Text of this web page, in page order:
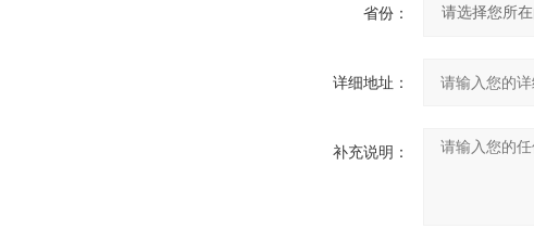
省份：
详细地址：
补充说明：